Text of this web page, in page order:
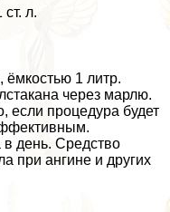
л.
ёмкостью 1 литр.
через марлю.
если процедypa будет
в день. Средство
при ангине и других